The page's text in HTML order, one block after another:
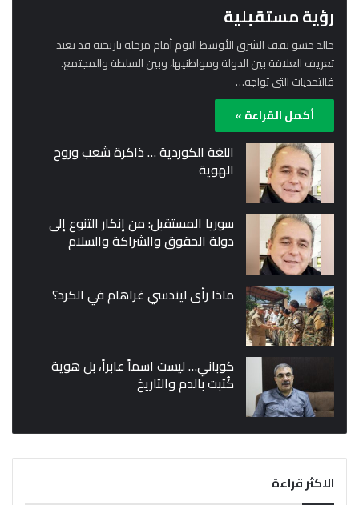
رؤية مستقبلية
خالد حسو يقف الشرق الأوسط اليوم أمام مرحلة تاريخية قد تعيد
تعريف العلاقة بين الدولة ومواطنيها، وبين السلطة والمجتمع.
فالتحديات التي تواجه…
أكمل القراءة »
اللغة الكوردية … ذاكرة شعب وروح
الهوية
سوريا المستقبل: من إنكار التنوع إلى
دولة الحقوق والشراكة والسلام
ماذا رأى ليندسي غراهام في الكرد؟
كوباني… ليست اسماً عابراً، بل هوية
كُتبت بالدم والتاريخ
الاكثر قراءة